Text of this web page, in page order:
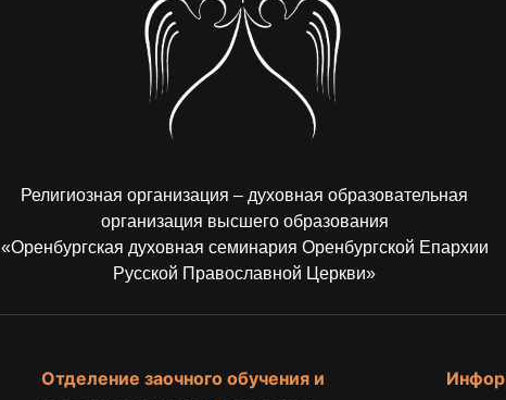
Религиозная организация – духовная образовательная
организация высшего образования
«Оренбургская духовная семинария Оренбургской Епархии
Русской Православной Церкви»
Отделение заочного обучения и